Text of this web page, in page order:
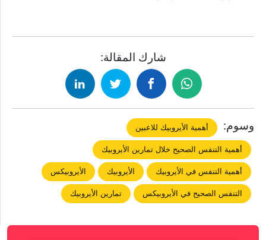
شارك المقالة:
وسوم: أهمية الأيروبيك للاعبين
أهمية التنفس الصحيح خلال تمارين الأيروبيك
أهمية التنفس في الأيروبيك الأيروبيك الأيروبيكس
التنفس الصحيح في الأيروبيكس تمارين الأيروبيك